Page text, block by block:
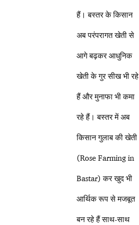
हैं। बस्तर के किसान
अब परंपरागत खेती से
आगे बढ़कर आधुनिक
खेती के गुर सीख भी रहे
हैं और मुनाफा भी कमा
रहे हैं। बस्तर में अब
किसान गुलाब की खेती
(Rose Farming in
Bastar) कर खुद भी
आर्थिक रूप से मजबूत
बन रहे हैं साथ-साथ